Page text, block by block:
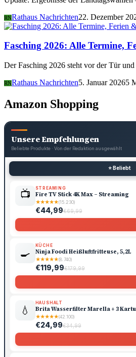
RNRathaus Nachrichten22. Dezember
Fasching 2026: Alle Termine,
Der Fasching 2026 steht vor der Tür
RNRathaus Nachrichten5. Januar 20265
Amazon Shopping
Unsere Empfehlungen
Beliebte Produkte · Von der Redaktion ausgewählt
⭐ Beliebt
📺 STREAMING
Fire TV Stick 4K Max – Streaming
★★★★★(15.230)
€44,99€69,99
🍳
KÜCHE
Ninja Foodi Heißluftfritteuse, 5,2L
★★★★★(8.740)
€119,99€179,99
💧
HAUSHALT
Brita Wasserfilter Marella + 3
★★★★★(42.100)
€24,99€34,99